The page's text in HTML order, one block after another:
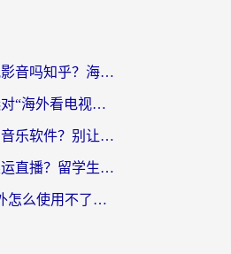
国外可以看央视影音吗知乎？海外党亲测有效的回国加速方案
海外党必看：选对“海外看电视剧软件”，再也不用愁国内剧刷不了
国外如何听国内音乐软件？别让地域限制，断了你的中文歌单
海外哪里能看奥运直播？留学生&海外华人必看的体育赛事观赛终极指南
12123交管在国外怎么使用不了？海外华人必看的无缝访问国内资源指南